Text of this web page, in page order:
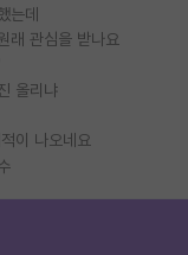
는데
래 관심을 받나요
올리냐
이 나오네요